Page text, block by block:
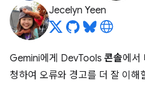
Jecelyn Yeen
Gemini에게 DevTools 콘솔에서
청하여 오류와 경고를 더 잘 이해